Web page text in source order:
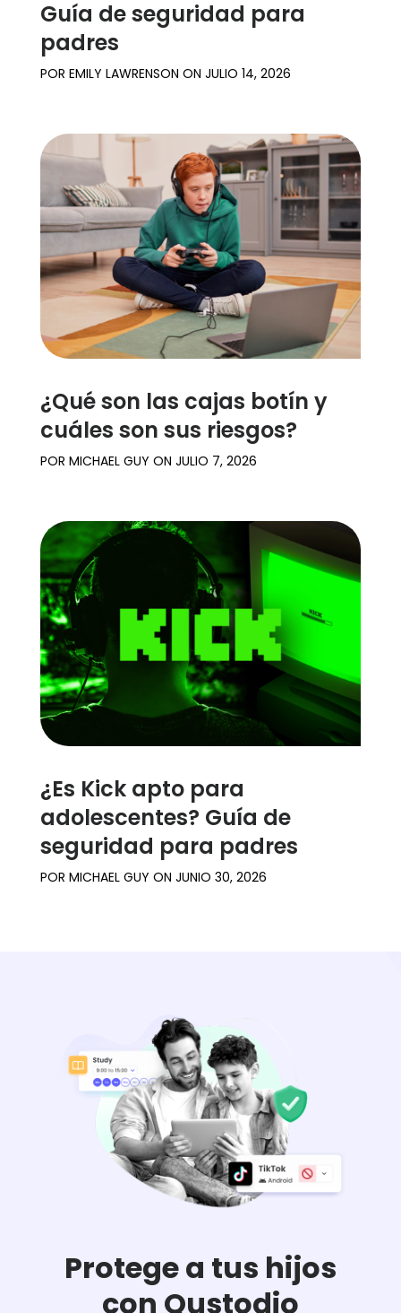
Guía de seguridad para
padres
POR EMILY LAWRENSON ON JULIO 14, 2026
¿Qué son las cajas botín y
cuáles son sus riesgos?
POR MICHAEL GUY ON JULIO 7, 2026
¿Es Kick apto para
adolescentes? Guía de
seguridad para padres
POR MICHAEL GUY ON JUNIO 30, 2026
Protege a tus hijos
con Qustodio